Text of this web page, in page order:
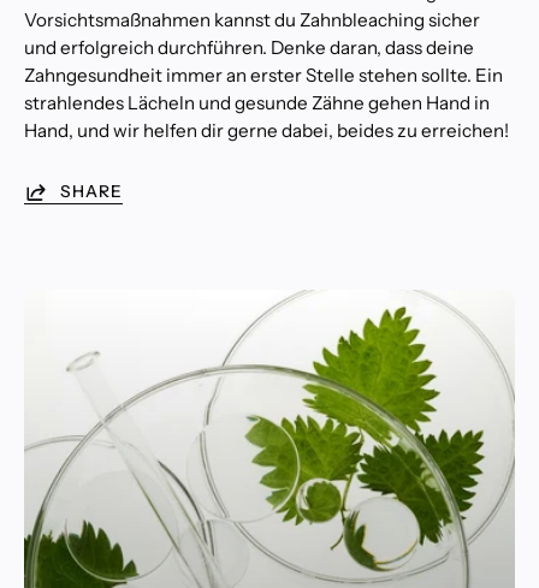
Vorsichtsmaßnahmen kannst du Zahnbleaching sicher
und erfolgreich durchführen. Denke daran, dass deine
Zahngesundheit immer an erster Stelle stehen sollte. Ein
strahlendes Lächeln und gesunde Zähne gehen Hand in
Hand, und wir helfen dir gerne dabei, beides zu erreichen!
SHARE